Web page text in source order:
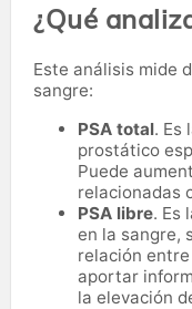
¿Qué
Este análisis mide
sangre:
PSA total. Es
prostático
Puede
relacionadas
PSA libre. Es
en la sangre,
relación
aportar
la elevación